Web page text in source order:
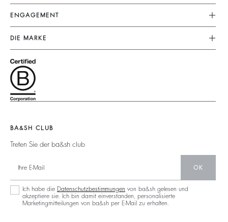
Lieferung
FAQ
Kundenservice
Grössentabelle
Nutzungsbedingungen
Zugänglichkeit
Kleider
Jumpsuits
Tops & Hemden
Jacken & Mäntel
Pullover & Strickjacken
Rückenfrei
ENGAGEMENT
Unser Engagement
Fussabdruck
Materialen
Partner
Zirkularität
Nachhaltige Sammlung
DIE MARKE
Barbara & Sharon
125 Et Après
BA&SH CLUB
Treten Sie der ba&sh club
OK
Ich habe die Datenschutzbestimmungen von ba&sh gelesen und
akzeptiere sie. Ich bin damit einverstanden, personalisierte
Marketingmitteilungen von ba&sh per E-Mail zu erhalten.